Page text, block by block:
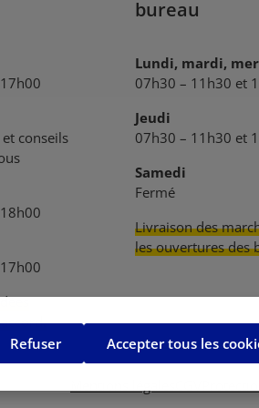
conseils
bureau
Lundi, mardi,
07h30 – 11h30 et
Jeudi
07h30 – 11h30 et
Samedi
Fermé
Livraison des
les ouvertures des
Refuser Accepter tous les